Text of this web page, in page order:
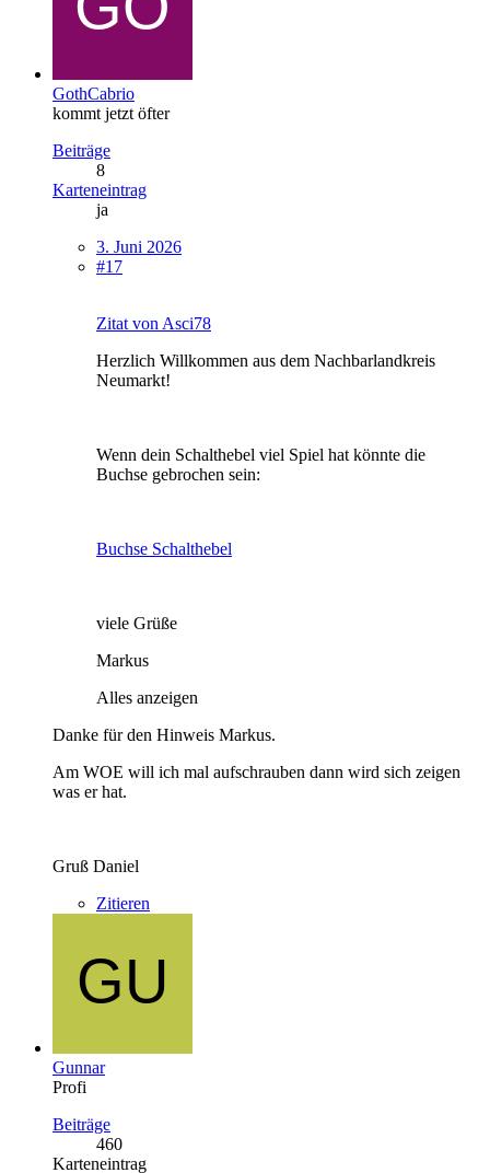
GothCabrio
kommt jetzt öfter
Beiträge
8
Karteneintrag
ja
3. Juni 2026
#17
Zitat von Asci78
Herzlich Willkommen aus dem Nachbarlandkreis
Neumarkt!
Wenn dein Schalthebel viel Spiel hat könnte die
Buchse gebrochen sein:
Buchse Schalthebel
viele Grüße
Markus
Alles anzeigen
Danke für den Hinweis Markus.
Am WOE will ich mal aufschrauben dann wird sich zeigen
was er hat.
Gruß Daniel
Zitieren
Gunnar
Profi
Beiträge
460
Karteneintrag